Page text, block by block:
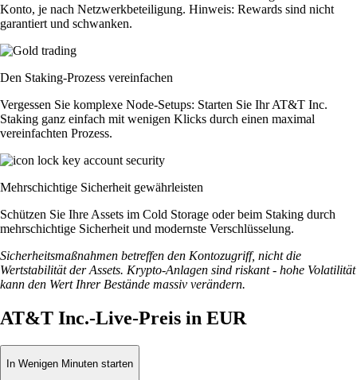
Konto, je nach Netzwerkbeteiligung. Hinweis: Rewards sind nicht
garantiert und schwanken.
Den Staking-Prozess vereinfachen
Vergessen Sie komplexe Node-Setups: Starten Sie Ihr AT&T Inc.
Staking ganz einfach mit wenigen Klicks durch einen maximal
vereinfachten Prozess.
Mehrschichtige Sicherheit gewährleisten
Schützen Sie Ihre Assets im Cold Storage oder beim Staking durch
mehrschichtige Sicherheit und modernste Verschlüsselung.
Sicherheitsmaßnahmen betreffen den Kontozugriff, nicht die
Wertstabilität der Assets. Krypto-Anlagen sind riskant - hohe Volatilität
kann den Wert Ihrer Bestände massiv verändern.
AT&T Inc.-Live-Preis in EUR
In Wenigen Minuten starten